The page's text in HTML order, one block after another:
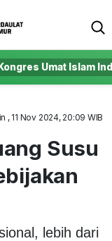
Umat Islam
, 11 Nov 2024, 20:09 WIB
Susu
lebih dari